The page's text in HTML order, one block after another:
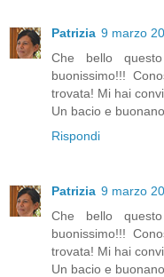
Patrizia 9 marzo
Che bello
buonissimo!!!
trovata! Mi hai
Un bacio e
Rispondi
Patrizia 9 marzo
Che bello
buonissimo!!!
trovata! Mi hai
Un bacio e